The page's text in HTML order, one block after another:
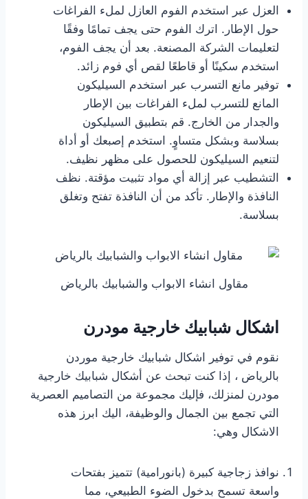
العزل عبر استخدم الفوم العازل لملء الفراغات
حول الإطار. اترك الفوم حتى يجف تمامًا وفقًا
لتعليمات الشركة المصنعة. بعد أن يجف الفوم،
استخدم سكينًا أو قاطعًا لقص أي فوم زائد.
توفير مانع التسرب عبر استخدم السيليكون
المانع للتسرب لملء الفراغات بين الإطار
والجدار من الخارج. قم بتطبيق السيليكون
بسلاسة وبشكل متساوٍ. استخدم إصبعك أو أداة
لتنعيم السيليكون للحصول على مظهر نظيف.
التشطيب عبر إزالة أي مواد تثبيت مؤقتة. نظف
النافذة والإطار. تأكد من أن النافذة تفتح وتغلق
بسلاسة.
مقاول انشاء الابواب والشبابيك بالرياض
اشكال شبابيك خارجية مودرن
نقوم في توفير اشكال شبابيك خارجية موردن
بالرياض ، إذا كنت تبحث عن أشكال شبابيك خارجية
مودرن لمنزلك، فإليك مجموعة من التصاميم العصرية
التي تجمع بين الجمال والوظيفة، اليك ابرز هذه
الاشكال وهي:
نوافذ زجاجية كبيرة (بانورامية) تتميز بفتحات
واسعة تسمح بدخول الضوء الطبيعي، مما